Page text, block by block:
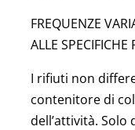
FREQUENZE
ALLE
I rifiuti non
contenitore di
dell’attività.